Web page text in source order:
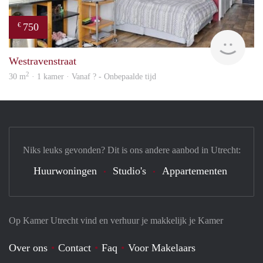
€ 750
Westravenstraat
30 m2 · 1 kamer · Vanaf ? - Onbepaalde tijd
Op Kamer Utrecht vind en verhuur je makkelijk je Kamer
Over ons Contact Faq Voor Makelaars
Niks leuks gevonden? Dit is ons andere aanbod in Utrecht:
Huurwoningen Studio's Appartementen